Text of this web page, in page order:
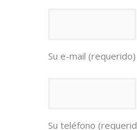
Su e-mail (requerido)
Su teléfono